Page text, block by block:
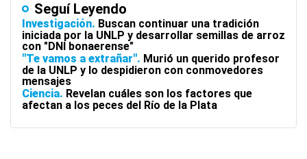
Seguí Leyendo
Investigación Buscan continuar una tradición
iniciada por la UNLP y desarrollar semillas de arroz
con "DNI bonaerense"
"Te vamos a extrañar" Murió un querido profesor
de la UNLP y lo despidieron con conmovedores
mensajes
Ciencia Revelan cuáles son los factores que
afectan a los peces del Río de la Plata